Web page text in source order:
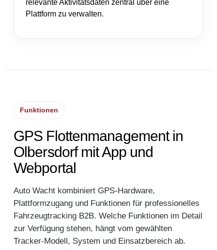
relevante Aktivitätsdaten zentral über eine
Plattform zu verwalten.
Funktionen
GPS Flottenmanagement in
Olbersdorf mit App und
Webportal
Auto Wacht kombiniert GPS-Hardware,
Plattformzugang und Funktionen für professionelles
Fahrzeugtracking B2B. Welche Funktionen im Detail
zur Verfügung stehen, hängt vom gewählten
Tracker-Modell, System und Einsatzbereich ab.